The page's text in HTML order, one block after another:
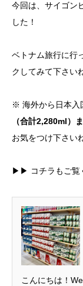
今回は、サイゴン
した！
ベトナム旅行に行
クしてみて下さい
※ 海外から日本入
（合計2,280ml）
お気をつけ下さい
▶︎▶︎ コチラもご覧
こんにちは！